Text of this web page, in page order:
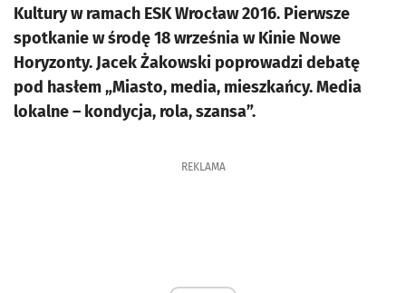
Kultury w ramach ESK Wrocław 2016. Pierwsze
spotkanie w środę 18 września w Kinie Nowe
Horyzonty. Jacek Żakowski poprowadzi debatę
pod hasłem „Miasto, media, mieszkańcy. Media
lokalne – kondycja, rola, szansa”.
REKLAMA